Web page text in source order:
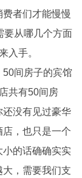
者们才能慢慢
要从哪几个方面
入手。
间房子的宾馆
共有50间房
没有见过豪华
，也只是一个
的话确确实实
，需要我们支